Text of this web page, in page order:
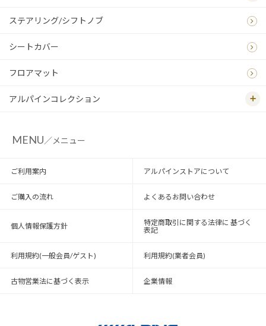
ステアリング/シフトノブ
シートカバー
フロアマット
アルパインコレクション
MENU／メニュー
ご利用案内 アルパインストアについて
ご購入の流れ よくあるお問い合わせ
個人情報保護方針
特定商取引に関する法律に 基づく
表記
利用規約(一般会員/ゲスト) 利用規約(業者会員)
古物営業法に基づく表示 企業情報